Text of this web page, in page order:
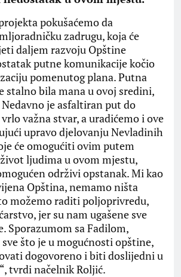
pokušaćemo da
zadrugu, koja će
daljem razvoju Opštine
putne komunikacije kočio
pomenutog plana. Putna
stalno bila mana u ovoj sredini,
je asfaltiran put do
važna stvar, a uradićemo i ove
upravo djelovanju Nevladinih
će omogućiti ovim putem
ljudima u ovom mjestu,
održivi opstanak. Mi kao
Opština, nemamo ništa
možemo raditi poljoprivredu,
jer su nam ugašene sve
Sporazumom sa Fadilom,
što je u mogućnosti opštine,
dogovoreno i biti doslijedni u
tvrdi načelnik Roljić.